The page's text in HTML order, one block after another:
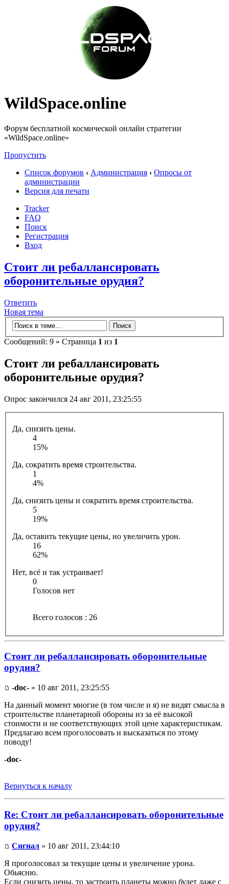
WildSpace.online
Форум бесплатной космической онлайн стратегии
«WildSpace.online»
Пропустить
Список форумов ‹ Администрация ‹ Опросы от
администрации
Версия для печати
Tracker
FAQ
Поиск
Регистрация
Вход
Стоит ли ребаллансировать
оборонительные орудия?
Ответить
Новая тема
Сообщений: 9 » Страница 1 из 1
Стоит ли ребаллансировать
оборонительные орудия?
Опрос закончился 24 авг 2011, 23:25:55
Да, снизить цены.
4
15%
Да, сократить время строительства.
1
4%
Да, снизить цены и сократить время строительства.
5
19%
Да, оставить текущие цены, но увеличить урон.
16
62%
Нет, всё и так устраивает!
0
Голосов нет
Всего голосов : 26
Стоит ли ребаллансировать оборонительные
орудия?
-doc- » 10 авг 2011, 23:25:55
На данный момент многие (в том числе и я) не видят смысла в
строительстве планетарной обороны из за её высокой
стоимости и не соответствующих этой цене характеристикам.
Предлагаю всем проголосовать и высказаться по этому
поводу!
-doc-
Вернуться к началу
Re: Стоит ли ребаллансировать оборонительные
орудия?
Сигнал » 10 авг 2011, 23:44:10
Я проголосовал за текущие цены и увеличение урона.
Обьясню.
Если снизить цены, то застроить планеты можно будет даже с